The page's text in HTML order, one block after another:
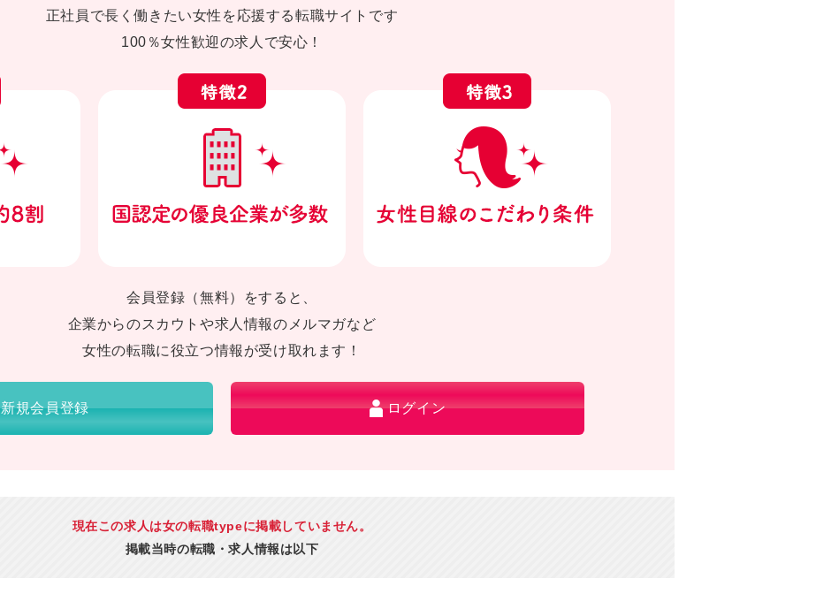
正社員で長く働きたい女性を応援する転職サイトです
100％女性歓迎の求人で安心！
会員登録（無料）をすると、
企業からのスカウトや求人情報のメルマガなど
女性の転職に役立つ情報が受け取れます！
新規会員登録 ログイン
現在この求人は女の転職typeに掲載していません。
掲載当時の転職・求人情報は以下